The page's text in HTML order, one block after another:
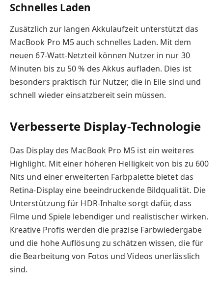
Schnelles Laden
Zusätzlich zur langen Akkulaufzeit unterstützt das
MacBook Pro M5 auch schnelles Laden. Mit dem
neuen 67-Watt-Netzteil können Nutzer in nur 30
Minuten bis zu 50 % des Akkus aufladen. Dies ist
besonders praktisch für Nutzer, die in Eile sind und
schnell wieder einsatzbereit sein müssen.
Verbesserte Display-Technologie
Das Display des MacBook Pro M5 ist ein weiteres
Highlight. Mit einer höheren Helligkeit von bis zu 600
Nits und einer erweiterten Farbpalette bietet das
Retina-Display eine beeindruckende Bildqualität. Die
Unterstützung für HDR-Inhalte sorgt dafür, dass
Filme und Spiele lebendiger und realistischer wirken.
Kreative Profis werden die präzise Farbwiedergabe
und die hohe Auflösung zu schätzen wissen, die für
die Bearbeitung von Fotos und Videos unerlässlich
sind.